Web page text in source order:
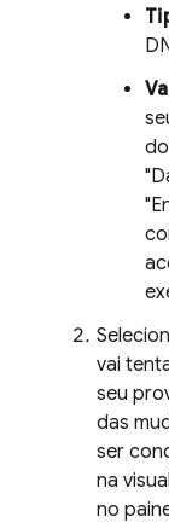
vai
seu
das
ser
na
no